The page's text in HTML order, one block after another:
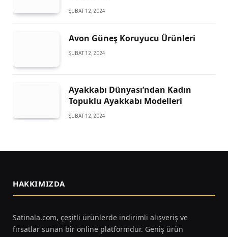
ŞUBAT 12, 2024
Avon Güneş Koruyucu Ürünleri
ŞUBAT 12, 2024
Ayakkabı Dünyası’ndan Kadın
Topuklu Ayakkabı Modelleri
ŞUBAT 12, 2024
HAKKIMIZDA
Satinala.com, çeşitli ürünlerde indirimli alışveriş ve
fırsatlar sunan bir online platformdur. Geniş ürün